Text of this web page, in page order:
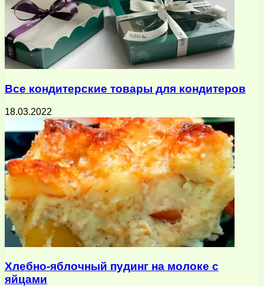
Все кондитерские товары для кондитеров
18.03.2022
Хлебно-яблочный пудинг на молоке с
яйцами